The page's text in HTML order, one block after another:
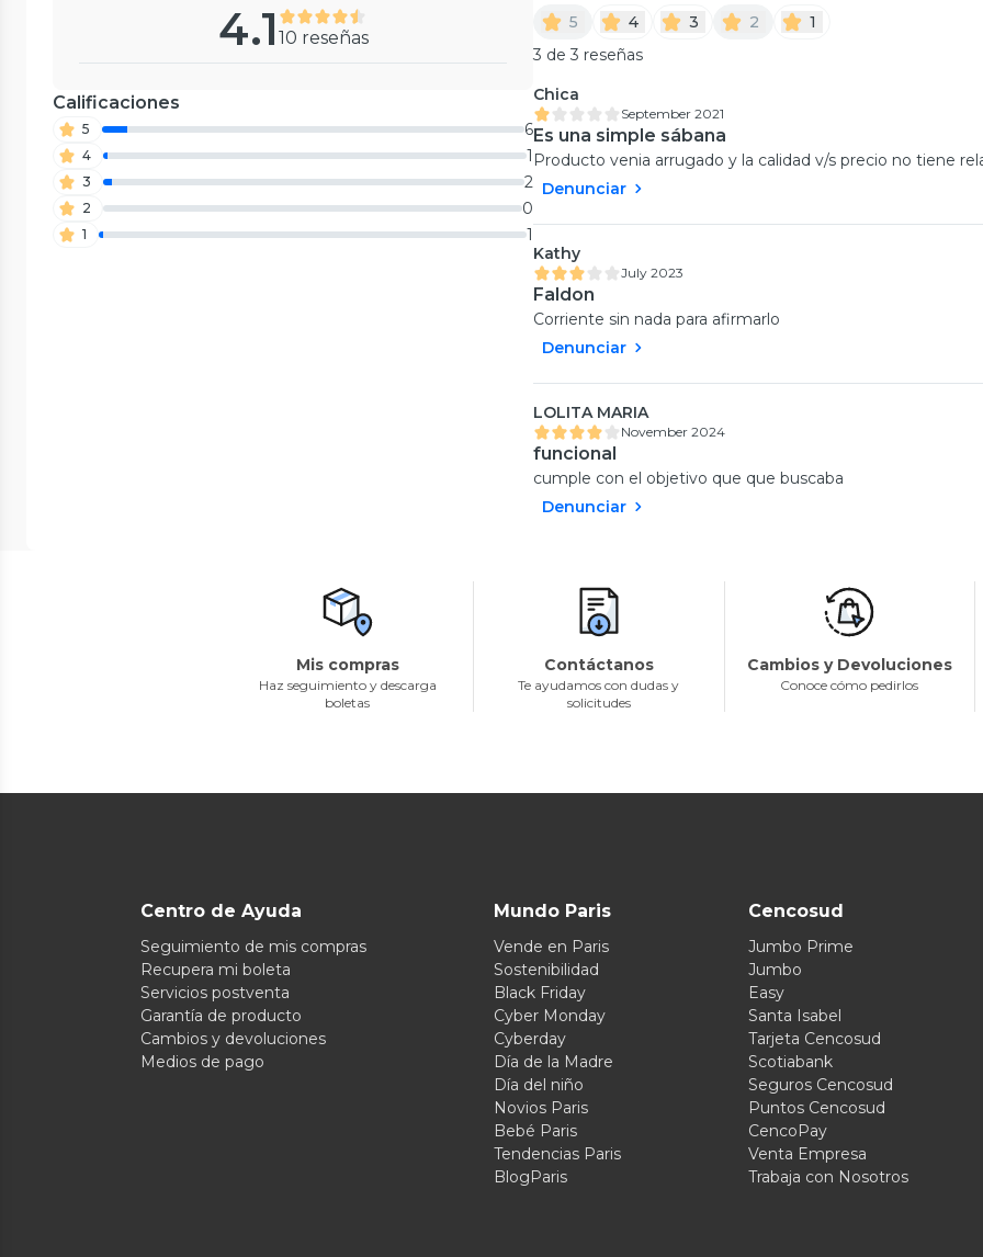
4.1 10 reseñas
Calificaciones
5 6
4 1
3 2
2 0
1 1
5 4 3 2
1
3 de 3 reseñas
Chica
September 2021
Es una simple sábana
Producto venia arrugado y la calidad v/s precio no tiene
Denunciar
Kathy
July 2023
Faldon
Corriente sin nada para afirmarlo
Denunciar
LOLITA MARIA
November 2024
funcional
cumple con el objetivo que que buscaba
Denunciar
Mis compras
Haz seguimiento y descarga
boletas
Contáctanos
Te ayudamos con dudas y
solicitudes
Cambios y Devoluciones
Conoce cómo pedirlos
Centro de Ayuda
Seguimiento de mis compras
Recupera mi boleta
Servicios postventa
Garantía de producto
Cambios y devoluciones
Medios de pago
Mundo Paris
Vende en Paris
Sostenibilidad
Black Friday
Cyber Monday
Cyberday
Día de la Madre
Día del niño
Novios Paris
Bebé Paris
Tendencias Paris
BlogParis
Cencosud
Jumbo Prime
Jumbo
Easy
Santa Isabel
Tarjeta Cencosud
Scotiabank
Seguros Cencosud
Puntos Cencosud
CencoPay
Venta Empresa
Trabaja con Nosotros